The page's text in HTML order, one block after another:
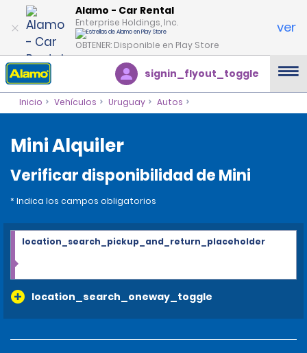
Alamo - Car Rental
Enterprise Holdings, Inc.
OBTENER: Disponible en Play Store
ver
signin_flyout_toggle
Inicio Vehículos Uruguay Autos
Mini Alquiler
Verificar disponibilidad de Mini
* Indica los campos obligatorios
location_search_oneway_toggle
location_search_pickup_and_return_placeholder